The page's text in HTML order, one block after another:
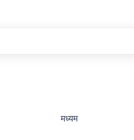
मध्यम